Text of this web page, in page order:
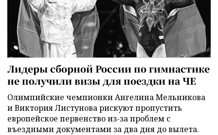
Лидеры сборной России по гимнастике
не получили визы для поездки на ЧЕ
Олимпийские чемпионки Ангелина Мельникова
и Виктория Листунова рискуют пропустить
европейское первенство из-за проблем с
въездными документами за два дня до вылета.